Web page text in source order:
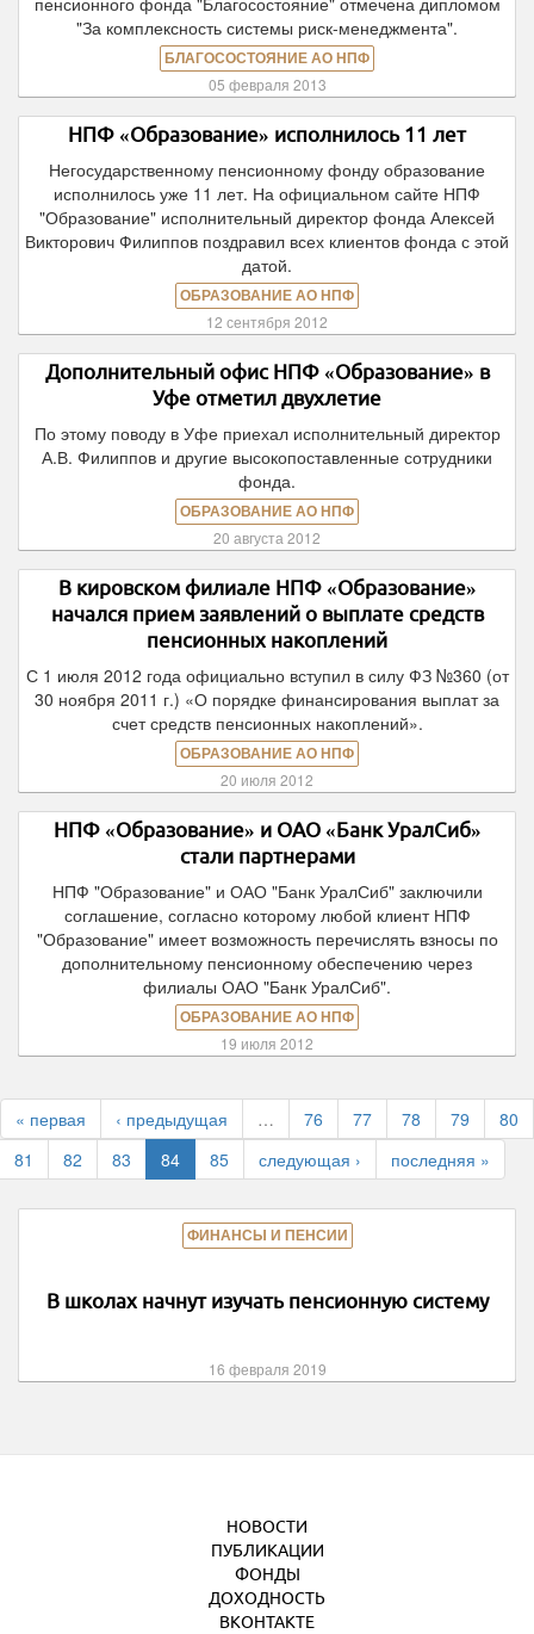
"За комплексность системы риск-менеджмента".
БЛАГОСОСТОЯНИЕ АО НПФ
05 февраля 2013
НПФ «Образование» исполнилось 11 лет
Негосударственному пенсионному фонду образование
исполнилось уже 11 лет. На официальном сайте НПФ
"Образование" исполнительный директор фонда Алексей
Викторович Филиппов поздравил всех клиентов фонда с этой
датой.
ОБРАЗОВАНИЕ АО НПФ
12 сентября 2012
Дополнительный офис НПФ «Образование» в
Уфе отметил двухлетие
По этому поводу в Уфе приехал исполнительный директор
А.В. Филиппов и другие высокопоставленные сотрудники
фонда.
ОБРАЗОВАНИЕ АО НПФ
20 августа 2012
В кировском филиале НПФ «Образование»
начался прием заявлений о выплате средств
пенсионных накоплений
С 1 июля 2012 года официально вступил в силу ФЗ №360 (от
30 ноября 2011 г.) «О порядке финансирования выплат за
счет средств пенсионных накоплений».
ОБРАЗОВАНИЕ АО НПФ
20 июля 2012
НПФ «Образование» и ОАО «Банк УралСиб»
стали партнерами
НПФ "Образование" и ОАО "Банк УралСиб" заключили
соглашение, согласно которому любой клиент НПФ
"Образование" имеет возможность перечислять взносы по
дополнительному пенсионному обеспечению через
филиалы ОАО "Банк УралСиб".
ОБРАЗОВАНИЕ АО НПФ
19 июля 2012
« первая ‹ предыдущая … 76 77 78 79
80
81
82 83 84 85 следующая › последняя »
ФИНАНСЫ И ПЕНСИИ
В школах начнут изучать пенсионную систему
16 февраля 2019
НОВОСТИ
ПУБЛИКАЦИИ
ФОНДЫ
ДОХОДНОСТЬ
ВКОНТАКТЕ